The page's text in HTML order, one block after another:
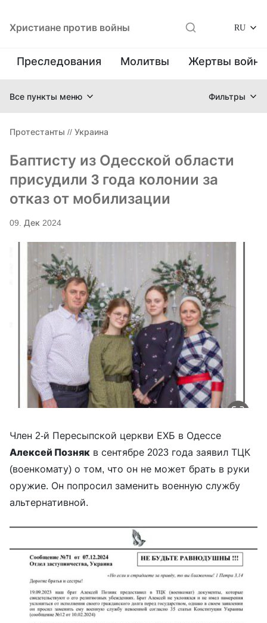
Христиане против войны RU
Преследования Молитвы Жертвы
Все пункты меню Фильтры
Протестанты // Украина
Баптисту из Одесской области
присудили 3 года колонии за
отказ от мобилизации
09. Дек 2024
Член 2-й Пересыпской церкви ЕХБ в Одессе
Алексей Позняк в сентябре 2023 года заявил ТЦК
(военкомату) о том, что он не может брать в руки
оружие. Он попросил заменить военную службу
альтернативной.